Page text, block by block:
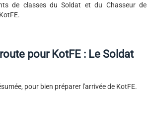
de classes du Soldat et du Chasseur de
pour KotFE : Le Soldat
pour bien préparer l'arrivée de KotFE.